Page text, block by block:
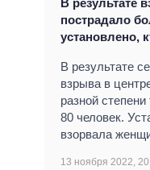
В результате
пострадало
установлено,
В результате
взрыва в
разной
80 человек.
взорвала
13 ноября 2022,